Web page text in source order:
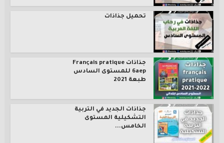
تحميل جذاذات
جذاذات Français pratique
6aep للمستوى السادس
طبعة 2021
جذاذات الجديد في التربية
التشكيلية المستوى
الخامس...